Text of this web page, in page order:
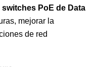
switches PoE de Data
mejorar la
de red